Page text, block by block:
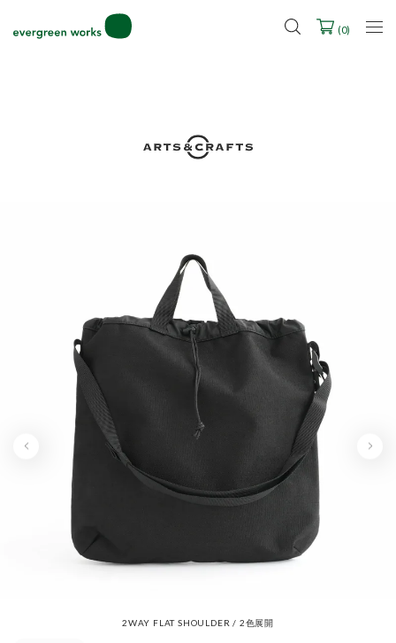
(0)
2WAY FLAT SHOULDER / 2色展開